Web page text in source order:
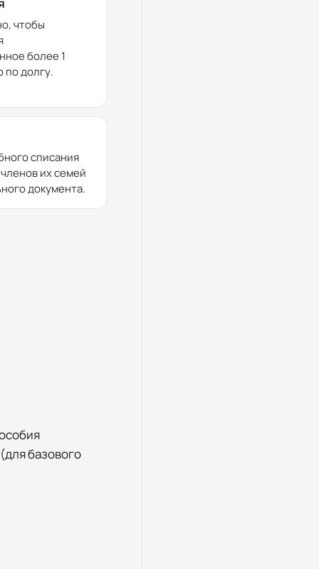
чтобы
более 1
по долгу.
списания
их семей
документа.
базового